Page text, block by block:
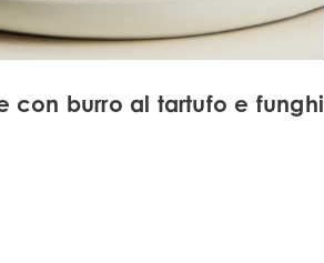
Mowi Faroe Islands
Americas
con burro al tartufo e funghi